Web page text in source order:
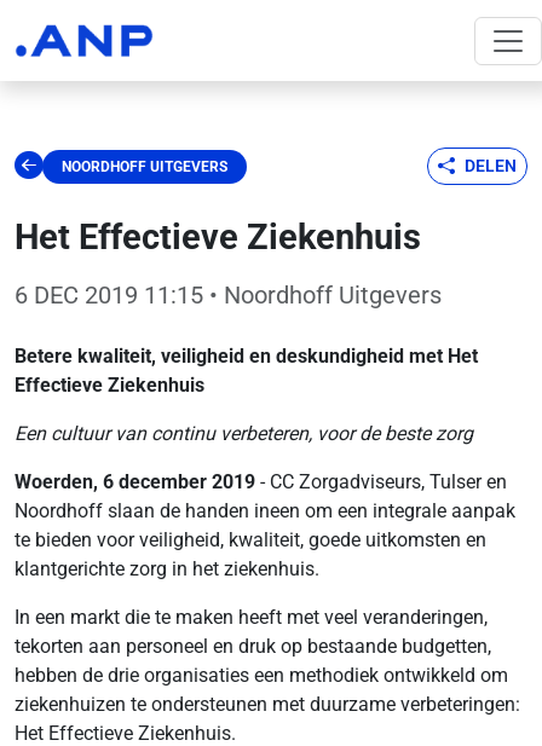
NOORDHOFF UITGEVERS DELEN
Het Effectieve Ziekenhuis
6 DEC 2019 11:15 • Noordhoff Uitgevers
Betere kwaliteit, veiligheid en deskundigheid met Het
Effectieve Ziekenhuis
Een cultuur van continu verbeteren, voor de beste zorg
Woerden, 6 december 2019 - CC Zorgadviseurs, Tulser en
Noordhoff slaan de handen ineen om een integrale aanpak
te bieden voor veiligheid, kwaliteit, goede uitkomsten en
klantgerichte zorg in het ziekenhuis.
In een markt die te maken heeft met veel veranderingen,
tekorten aan personeel en druk op bestaande budgetten,
hebben de drie organisaties een methodiek ontwikkeld om
ziekenhuizen te ondersteunen met duurzame verbeteringen:
Het Effectieve Ziekenhuis.